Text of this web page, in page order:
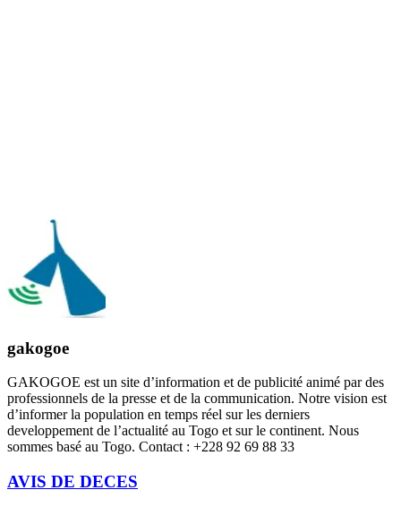
gakogoe
GAKOGOE est un site d’information et de publicité animé par des
professionnels de la presse et de la communication. Notre vision est
d’informer la population en temps réel sur les derniers
developpement de l’actualité au Togo et sur le continent. Nous
sommes basé au Togo. Contact : +228 92 69 88 33
AVIS DE DECES